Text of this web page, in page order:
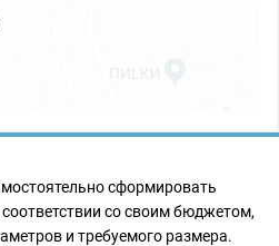
сформировать
со своим бюджетом,
и требуемого размера.